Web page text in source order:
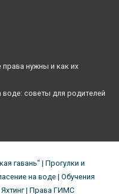
нужны и как их
воде: советы для родителей
гавань" | Прогулки и
на воде | Обучения
| Права ГИМС